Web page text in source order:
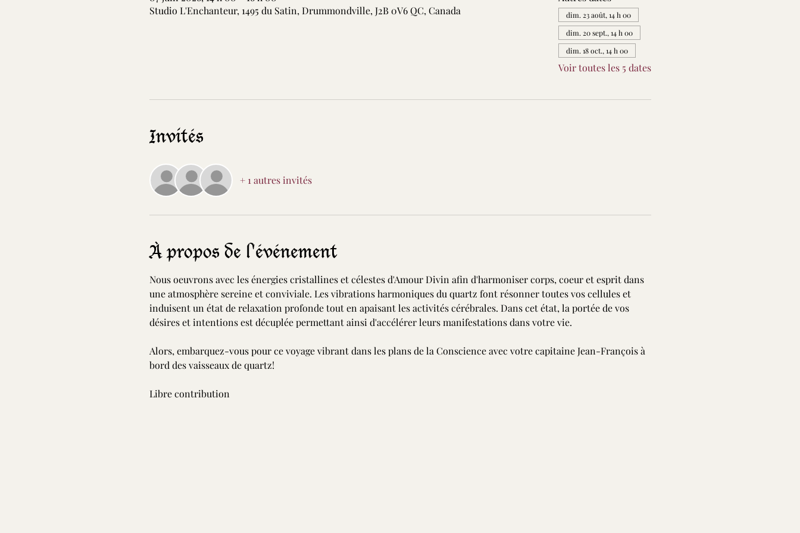
Studio L'Enchanteur, 1495 du Satin, Drummondville, J2B 0V6 QC, Canada
dim. 23 août, 14 h 00
dim. 20 sept., 14 h 00
dim. 18 oct., 14 h 00
Voir toutes les 5 dates
Invités
+ 1 autres invités
À propos de l'événement
Nous oeuvrons avec les énergies cristallines et célestes d'Amour Divin afin d'harmoniser corps, coeur et esprit dans
une atmosphère sereine et conviviale. Les vibrations harmoniques du quartz font résonner toutes vos cellules et
induisent un état de relaxation profonde tout en apaisant les activités cérébrales. Dans cet état, la portée de vos
désires et intentions est décuplée permettant ainsi d'accélérer leurs manifestations dans votre vie.
Alors, embarquez-vous pour ce voyage vibrant dans les plans de la Conscience avec votre capitaine Jean-François à
bord des vaisseaux de quartz!
Libre contribution